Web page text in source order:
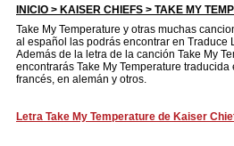
INICIO > KAISER CHIEFS > TAKE MY
Take My Temperature y otras muchas
al español las podrás encontrar en Traduce
Además de la letra de la canción Take My
encontrarás Take My Temperature
francés, en alemán y otros.
Letra Take My Temperature de Kaiser